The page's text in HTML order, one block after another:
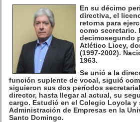
En su décimo
directiva, el
retorna para
como secretario.
decimosegundo
Atlético Licey,
(1997-2002).
1963.
Se unió a la
función suplente de vocal, siguió
siguieron sus dos períodos
director, hasta llegar al actual, su
cargo. Estudió en el Colegio Loyola y
Administración de Empresas en la
Santo Domingo.